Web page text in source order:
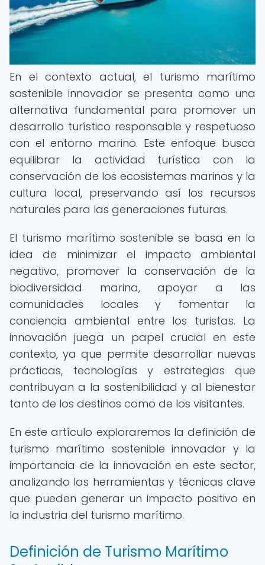
En el contexto actual, el turismo marítimo
sostenible innovador se presenta como una
alternativa fundamental para promover un
desarrollo turístico responsable y respetuoso
con el entorno marino. Este enfoque busca
equilibrar la actividad turística con la
conservación de los ecosistemas marinos y la
cultura local, preservando así los recursos
naturales para las generaciones futuras.
El turismo marítimo sostenible se basa en la
idea de minimizar el impacto ambiental
negativo, promover la conservación de la
biodiversidad marina, apoyar a las
comunidades locales y fomentar la
conciencia ambiental entre los turistas. La
innovación juega un papel crucial en este
contexto, ya que permite desarrollar nuevas
prácticas, tecnologías y estrategias que
contribuyan a la sostenibilidad y al bienestar
tanto de los destinos como de los visitantes.
En este artículo exploraremos la definición de
turismo marítimo sostenible innovador y la
importancia de la innovación en este sector,
analizando las herramientas y técnicas clave
que pueden generar un impacto positivo en
la industria del turismo marítimo.
Definición de Turismo Marítimo